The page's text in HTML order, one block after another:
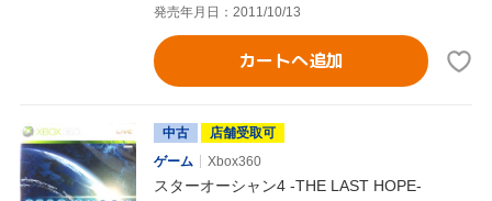
発売年月日：2011/10/13
カートへ追加
中古
店舗受取可
ゲーム
Xbox360
スターオーシャン4 -THE LAST HOPE-